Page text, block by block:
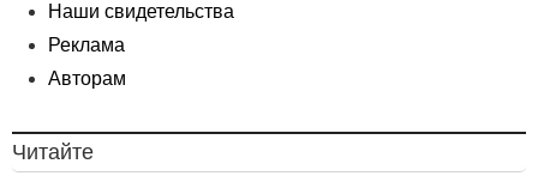
Наши свидетельства
Реклама
Авторам
Читайте